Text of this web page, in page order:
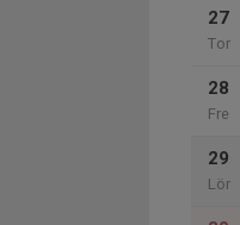
27
Tor
28
Fre
29
Lör